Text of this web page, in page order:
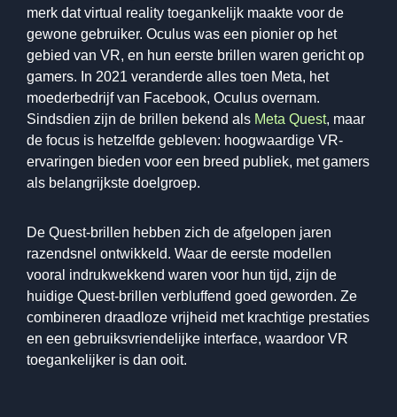
merk dat virtual reality toegankelijk maakte voor de
gewone gebruiker. Oculus was een pionier op het
gebied van VR, en hun eerste brillen waren gericht op
gamers. In 2021 veranderde alles toen Meta, het
moederbedrijf van Facebook, Oculus overnam.
Sindsdien zijn de brillen bekend als Meta Quest, maar
de focus is hetzelfde gebleven: hoogwaardige VR-
ervaringen bieden voor een breed publiek, met gamers
als belangrijkste doelgroep.
De Quest-brillen hebben zich de afgelopen jaren
razendsnel ontwikkeld. Waar de eerste modellen
vooral indrukwekkend waren voor hun tijd, zijn de
huidige Quest-brillen verbluffend goed geworden. Ze
combineren draadloze vrijheid met krachtige prestaties
en een gebruiksvriendelijke interface, waardoor VR
toegankelijker is dan ooit.